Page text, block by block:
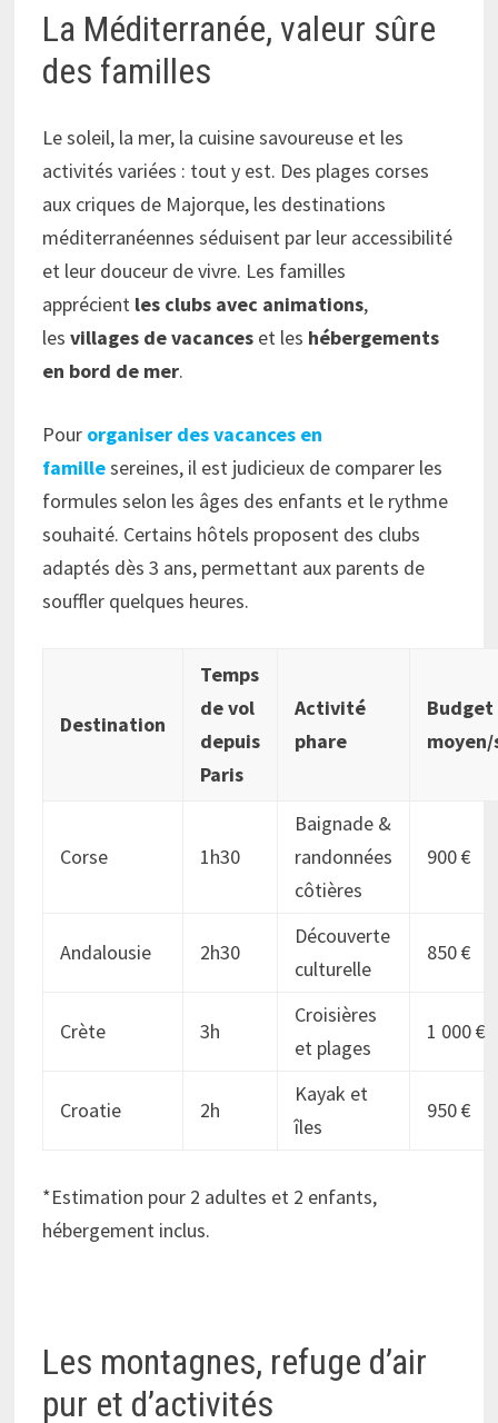
La Méditerranée, valeur sûre
des familles
Le soleil, la mer, la cuisine savoureuse et les
activités variées : tout y est. Des plages corses
aux criques de Majorque, les destinations
méditerranéennes séduisent par leur accessibilité
et leur douceur de vivre. Les familles
apprécient les clubs avec animations,
lesvillages de vacances et les hébergements
en bord de mer.
Pour organiser des vacances en
famillesereines, il est judicieux de comparer les
formules selon les âges des enfants et le rythme
souhaité. Certains hôtels proposent des clubs
adaptés dès 3 ans, permettant aux parents de
souffler quelques heures.
Destination
Temps
de vol
depuis
Paris
Activité
phare
Budget
Corse 1h30
Baignade &
randonnées
côtières
900 €
Andalousie 2h30
Découverte
culturelle
850 €
Crète 3h
Croisières
et plages
1 000 €
Croatie 2h
Kayak et
îles
950 €
*Estimation pour 2 adultes et 2 enfants,
hébergement inclus.
Les montagnes, refuge d’air
pur et d’activités